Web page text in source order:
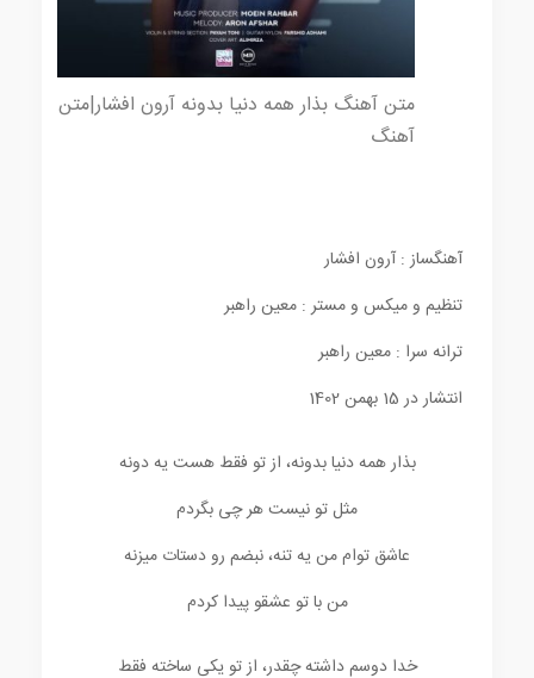
متن آهنگ بذار همه دنیا بدونه آرون افشار|متن
آهنگ
آهنگساز : آرون افشار
تنظیم و میکس و مستر : معین راهبر
ترانه سرا : معین راهبر
انتشار در 15 بهمن 1402
بذار همه دنیا بدونه، از تو فقط هست یه دونه
مثل تو نیست هر چی بگردم
عاشق توام من یه تنه، نبضم رو دستات میزنه
من با تو عشقو پیدا کردم
خدا دوسم داشته چقدر، از تو یکی ساخته فقط